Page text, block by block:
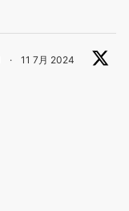
· 11 7月 2024